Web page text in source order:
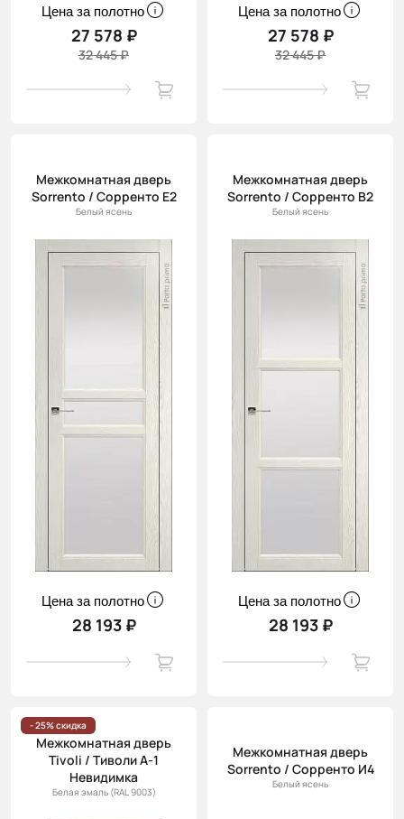
Цена за полотно
27 578 ₽
32 445 ₽
Цена за полотно
27 578 ₽
32 445 ₽
Межкомнатная дверь
Sorrento / Сорренто Е2
Белый ясень
Цена за полотно
28 193 ₽
Межкомнатная дверь
Sorrento / Сорренто В2
Белый ясень
Цена за полотно
28 193 ₽
- 25% скидка
Межкомнатная дверь
Tivoli / Тиволи А-1
Невидимка
Белая эмаль (RAL 9003)
Межкомнатная дверь
Sorrento / Сорренто И4
Белый ясень